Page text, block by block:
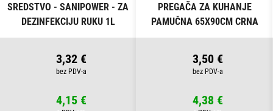
SREDSTVO - SANIPOWER - ZA
DEZINFEKCIJU RUKU 1L
3,32 €
4,15 €
PREGAČA ZA KUHANJE
PAMUČNA 65X90CM CRNA
3,50 €
4,38 €